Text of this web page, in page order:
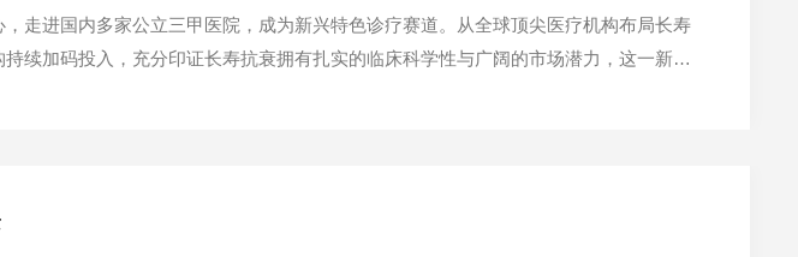
走进国内多家公立三甲医院，成为新兴特色诊疗赛道。从全球顶尖医疗机构布局长寿
续加码投入，充分印证长寿抗衰拥有扎实的临床科学性与广阔的市场潜力，这一新兴